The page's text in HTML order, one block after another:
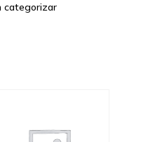
categorizar